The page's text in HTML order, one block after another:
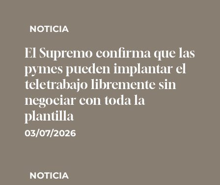
NOTICIA
El Supremo confirma que las
pymes pueden implantar el
teletrabajo libremente sin
negociar con toda la
plantilla
03/07/2026
NOTICIA